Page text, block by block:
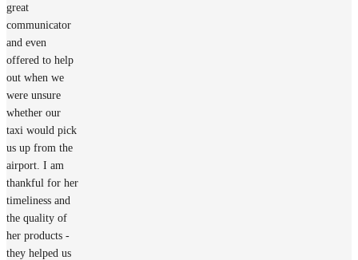
great
communicator
and even
offered to help
out when we
were unsure
whether our
taxi would pick
us up from the
airport. I am
thankful for her
timeliness and
the quality of
her products -
they helped us